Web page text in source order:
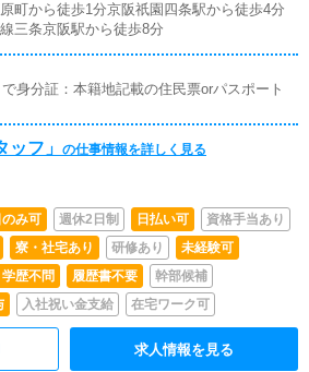
町から徒歩1分京阪祇園四条駅から徒歩4分
三条京阪駅から徒歩8分
身分証：本籍地記載の住民票orパスポート
ッフ」 の仕事情報を詳しく見る
み可 週休2日制 日払い可
資格手当あり
寮・社宅あり 研修あり
未経験可
学歴不問 履歴書不要
幹部候補
入社祝い金支給 在宅ワーク可
求人情報を見る